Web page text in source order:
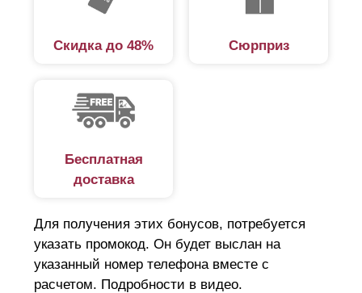
Скидка до 48% Сюрприз
Бесплатная
доставка
Для получения этих бонусов, потребуется
указать промокод. Он будет выслан на
указанный номер телефона вместе с
расчетом. Подробности в видео.